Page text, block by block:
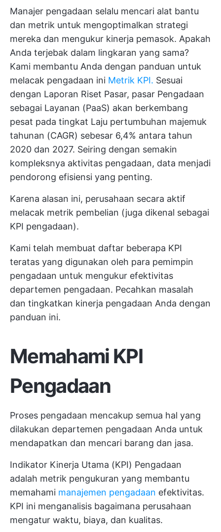
Manajer pengadaan selalu mencari alat bantu
dan metrik untuk mengoptimalkan strategi
mereka dan mengukur kinerja pemasok. Apakah
Anda terjebak dalam lingkaran yang sama?
Kami membantu Anda dengan panduan untuk
melacak pengadaan ini Metrik KPI. Sesuai
dengan Laporan Riset Pasar, pasar Pengadaan
sebagai Layanan (PaaS) akan berkembang
pesat pada tingkat Laju pertumbuhan majemuk
tahunan (CAGR) sebesar 6,4% antara tahun
2020 dan 2027. Seiring dengan semakin
kompleksnya aktivitas pengadaan, data menjadi
pendorong efisiensi yang penting.
Karena alasan ini, perusahaan secara aktif
melacak metrik pembelian (juga dikenal sebagai
KPI pengadaan).
Kami telah membuat daftar beberapa KPI
teratas yang digunakan oleh para pemimpin
pengadaan untuk mengukur efektivitas
departemen pengadaan. Pecahkan masalah
dan tingkatkan kinerja pengadaan Anda dengan
panduan ini.
Memahami KPI
Pengadaan
Proses pengadaan mencakup semua hal yang
dilakukan departemen pengadaan Anda untuk
mendapatkan dan mencari barang dan jasa.
Indikator Kinerja Utama (KPI) Pengadaan
adalah metrik pengukuran yang membantu
memahami manajemen pengadaan efektivitas.
KPI ini menganalisis bagaimana perusahaan
mengatur waktu, biaya, dan kualitas.